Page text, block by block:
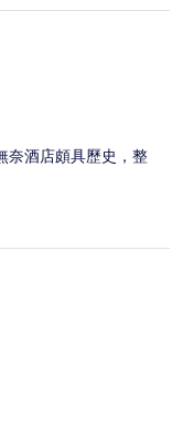
奈酒店頗具歷史，整